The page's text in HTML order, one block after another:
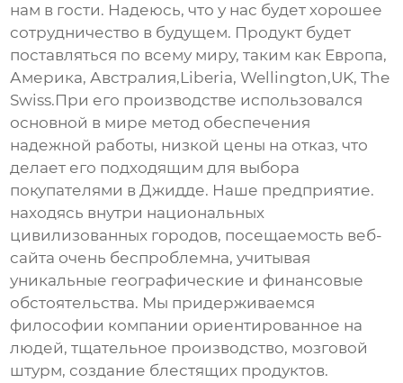
нам в гости. Надеюсь, что у нас будет хорошее
сотрудничество в будущем. Продукт будет
поставляться по всему миру, таким как Европа,
Америка, Австралия,Liberia, Wellington,UK, The
Swiss.При его производстве использовался
основной в мире метод обеспечения
надежной работы, низкой цены на отказ, что
делает его подходящим для выбора
покупателями в Джидде. Наше предприятие.
находясь внутри национальных
цивилизованных городов, посещаемость веб-
сайта очень беспроблемна, учитывая
уникальные географические и финансовые
обстоятельства. Мы придерживаемся
философии компании ориентированное на
людей, тщательное производство, мозговой
штурм, создание блестящих продуктов.